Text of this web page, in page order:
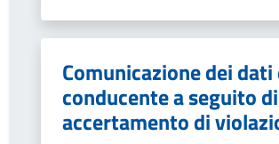
Comunicazione dei dati
conducente a seguito di
accertamento di